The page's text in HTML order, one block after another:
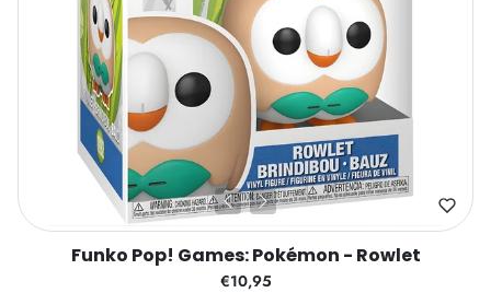
Funko Pop! Games: Pokémon - Rowlet
€10,95